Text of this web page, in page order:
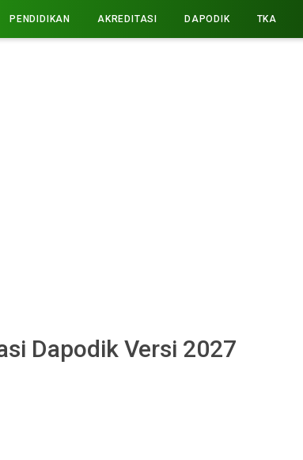
PENDIDIKAN AKREDITASI DAPODIK TKA
Dapodik Versi 2027